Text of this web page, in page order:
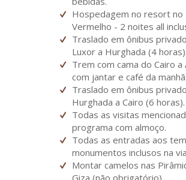
Hospedagem no resort no
Vermelho - 2 noites all
Traslado em ônibus
Luxor a Hurghada (4 horas).
Trem com cama do Cairo a
com jantar e café da manhã.
Traslado em ônibus
Hurghada a Cairo (6 horas).
Todas as visitas
programa com almoço.
Todas as entradas aos
monumentos inclusos na
Montar camelos nas
Giza (não obrigatório).